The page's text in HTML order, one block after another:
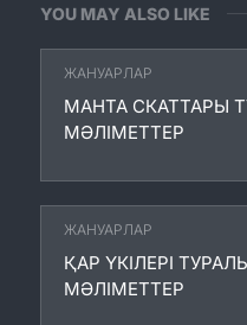
YOU MAY ALSO LIKE
ЖАНУАРЛАР
МАНТА СКАТТАРЫ
МӘЛІМЕТТЕР
ЖАНУАРЛАР
ҚАР ҮКІЛЕРІ
МӘЛІМЕТТЕР